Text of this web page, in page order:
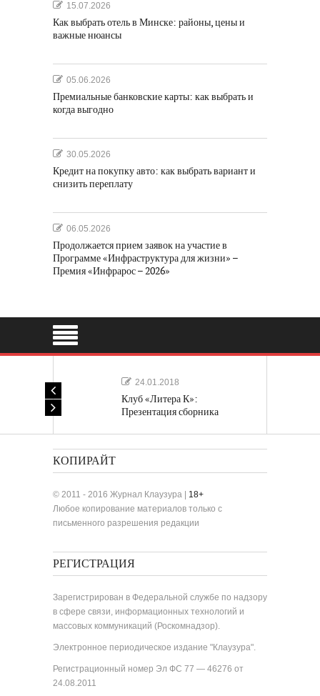
15.07.2026
Как выбрать отель в Минске: районы, цены и
важные нюансы
05.06.2026
Премиальные банковские карты: как выбрать и
когда выгодно
30.05.2026
Кредит на покупку авто: как выбрать вариант и
снизить переплату
06.05.2026
Продолжается прием заявок на участие в
Программе «Инфраструктура для жизни» –
Премия «Инфрарос – 2026»
24.01.2018
Клуб «Литера К»:
Презентация сборника
КОПИРАЙТ
© 2011 - 2016 Журнал Клаузура | 18+
Любое копирование материалов только с
письменного разрешения редакции
РЕГИСТРАЦИЯ
Зарегистрирован в Федеральной службе по надзору
в сфере связи, информационных технологий и
массовых коммуникаций (Роскомнадзор).
Электронное периодическое издание "Клаузура".
Регистрационный номер Эл ФС 77 — 46276 от
24.08.2011